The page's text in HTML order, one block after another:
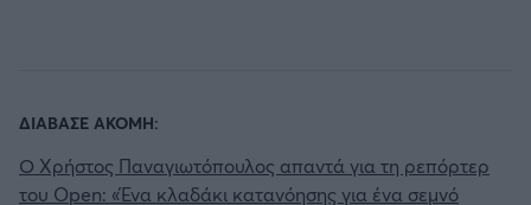
ΔΙΑΒΑΣΕ ΑΚΟΜΗ:
Ο Χρήστος Παναγιωτόπουλος απαντά για τη ρεπόρτερ
του Open: «Ένα κλαδάκι κατανόησης για ένα σεμνό